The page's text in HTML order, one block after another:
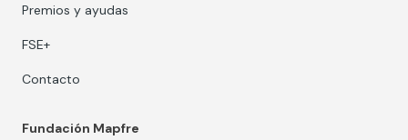
Premios y ayudas
FSE+
Contacto
Fundación Mapfre